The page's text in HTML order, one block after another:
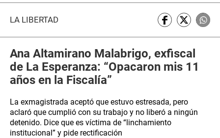
LA LIBERTAD
Ana Altamirano Malabrigo, exfiscal
de La Esperanza: “Opacaron mis 11
años en la Fiscalía”
La exmagistrada aceptó que estuvo estresada, pero
aclaró que cumplió con su trabajo y no liberó a ningún
detenido. Dice que es víctima de “linchamiento
institucional” y pide rectificación